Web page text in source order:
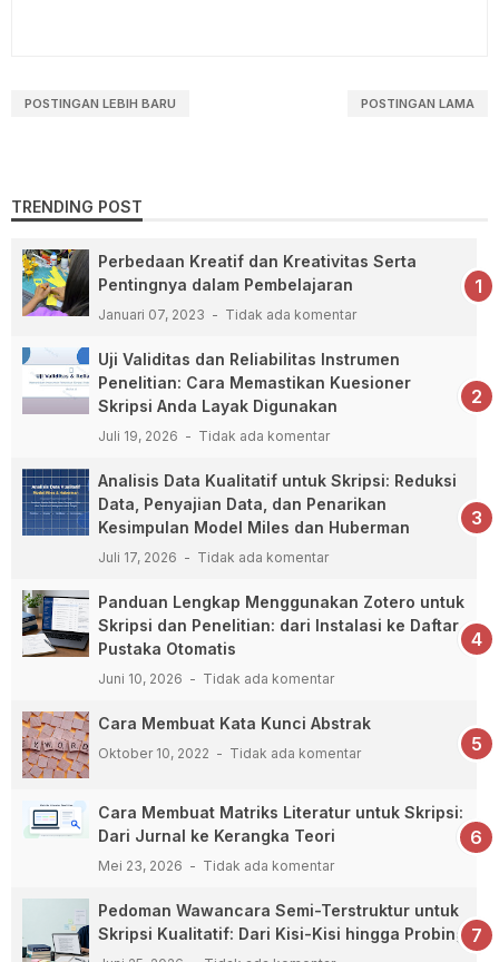
POSTINGAN LEBIH BARU POSTINGAN LAMA
TRENDING POST
Perbedaan Kreatif dan Kreativitas Serta
Pentingnya dalam Pembelajaran
Januari 07, 2023 Tidak ada komentar
Uji Validitas dan Reliabilitas Instrumen
Penelitian: Cara Memastikan Kuesioner
Skripsi Anda Layak Digunakan
Juli 19, 2026 Tidak ada komentar
Analisis Data Kualitatif untuk Skripsi: Reduksi
Data, Penyajian Data, dan Penarikan
Kesimpulan Model Miles dan Huberman
Juli 17, 2026 Tidak ada komentar
Panduan Lengkap Menggunakan Zotero untuk
Skripsi dan Penelitian: dari Instalasi ke Daftar
Pustaka Otomatis
Juni 10, 2026 Tidak ada komentar
Cara Membuat Kata Kunci Abstrak
Oktober 10, 2022 Tidak ada komentar
Cara Membuat Matriks Literatur untuk Skripsi:
Dari Jurnal ke Kerangka Teori
Mei 23, 2026 Tidak ada komentar
Pedoman Wawancara Semi-Terstruktur untuk
Skripsi Kualitatif: Dari Kisi-Kisi hingga Probing